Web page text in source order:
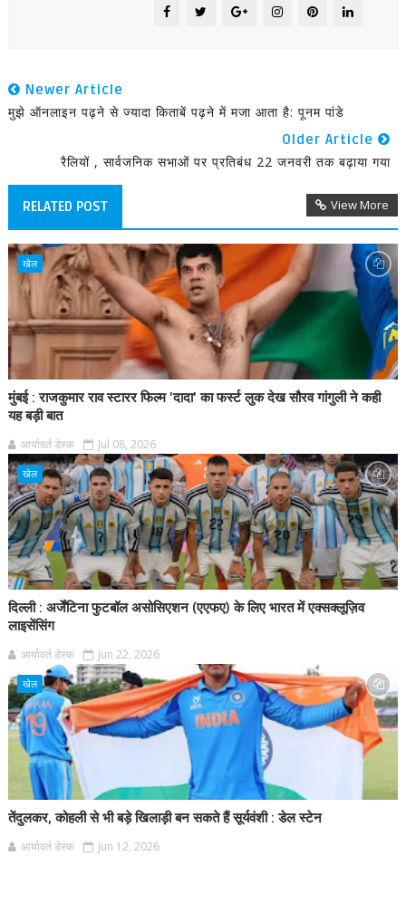
Newer Article
मुझे ऑनलाइन पढ़ने से ज्यादा किताबें पढ़ने में मजा आता है: पूनम पांडे
Older Article
रैलियों , सार्वजनिक सभाओं पर प्रतिबंध 22 जनवरी तक बढ़ाया गया
RELATED POST View More
खेल
मुंबई : राजकुमार राव स्टारर फिल्म 'दादा' का फर्स्ट लुक देख सौरव गांगुली ने कही
यह बड़ी बात
आर्यावर्त डेस्क Jul 08, 2026
खेल
दिल्ली : अर्जेंटिना फुटबॉल असोसिएशन (एएफए) के लिए भारत में एक्सक्लूज़िव
लाइसेंसिंग
आर्यावर्त डेस्क Jun 22, 2026
खेल
तेंदुलकर, कोहली से भी बड़े खिलाड़ी बन सकते हैं सूर्यवंशी : डेल स्टेन
आर्यावर्त डेस्क Jun 12, 2026